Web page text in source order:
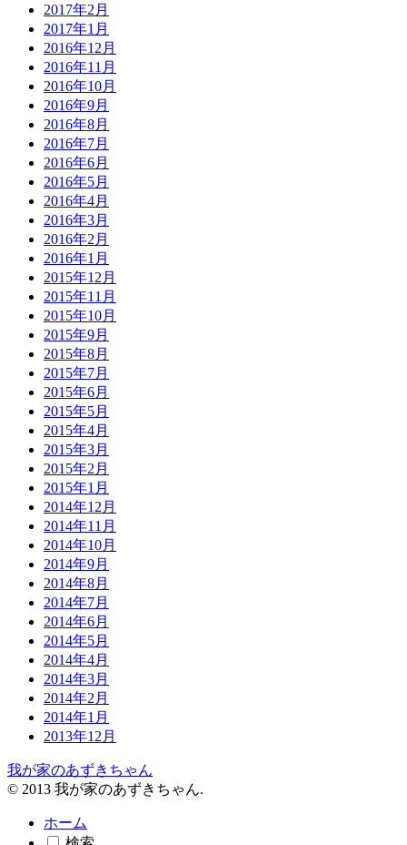
2017年2月
2017年1月
2016年12月
2016年11月
2016年10月
2016年9月
2016年8月
2016年7月
2016年6月
2016年5月
2016年4月
2016年3月
2016年2月
2016年1月
2015年12月
2015年11月
2015年10月
2015年9月
2015年8月
2015年7月
2015年6月
2015年5月
2015年4月
2015年3月
2015年2月
2015年1月
2014年12月
2014年11月
2014年10月
2014年9月
2014年8月
2014年7月
2014年6月
2014年5月
2014年4月
2014年3月
2014年2月
2014年1月
2013年12月
我が家のあずきちゃん
© 2013 我が家のあずきちゃん.
ホーム